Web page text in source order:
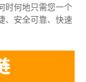
时何地只需您一个
、安全可靠、快速